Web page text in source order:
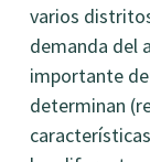
varios
demanda del
importante
determinan